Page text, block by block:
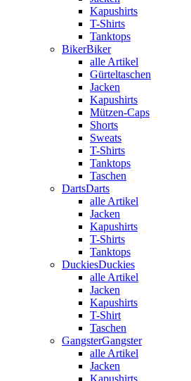
Kapushirts
T-Shirts
Tanktops
BikerBiker
alle Artikel
Gürteltaschen
Jacken
Kapushirts
Mützen-Caps
Shorts
Sweats
T-Shirts
Tanktops
Taschen
DartsDarts
alle Artikel
Jacken
Kapushirts
T-Shirts
Tanktops
DuckiesDuckies
alle Artikel
Jacken
Kapushirts
T-Shirt
Taschen
GangsterGangster
alle Artikel
Jacken
Kapushirts